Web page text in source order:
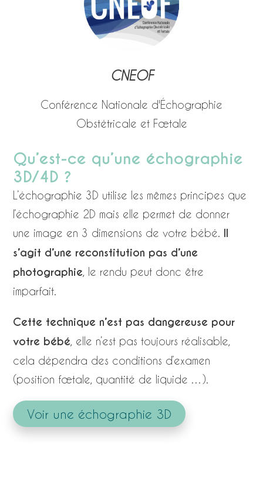
CNEOF
Conférence Nationale d'Échographie
Obstétricale et Fœtale
Qu’est-ce qu’une échographie
3D/4D ?
L’échographie 3D utilise les mêmes principes que
l’échographie 2D mais elle permet de donner
une image en 3 dimensions de votre bébé. Il
s’agit d’une reconstitution pas d’une
photographie , le rendu peut donc être
imparfait.
Cette technique n’est pas dangereuse pour
votre bébé , elle n’est pas toujours réalisable,
cela dépendra des conditions d’examen
(position fœtale, quantité de liquide …).
Voir une échographie 3D